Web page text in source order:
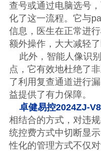
查号或通过电脑选号
化了这一流程。它与
信息，医生在正常进
额外操作，大大减轻了
此外，智能人像识
点，它有效地杜绝了
了利用复查通道进行
益提供了有力保障。
卓健易控2024ZJ-
相结合的方式，对违
统控费方式中切断显
性化的管理方式不仅